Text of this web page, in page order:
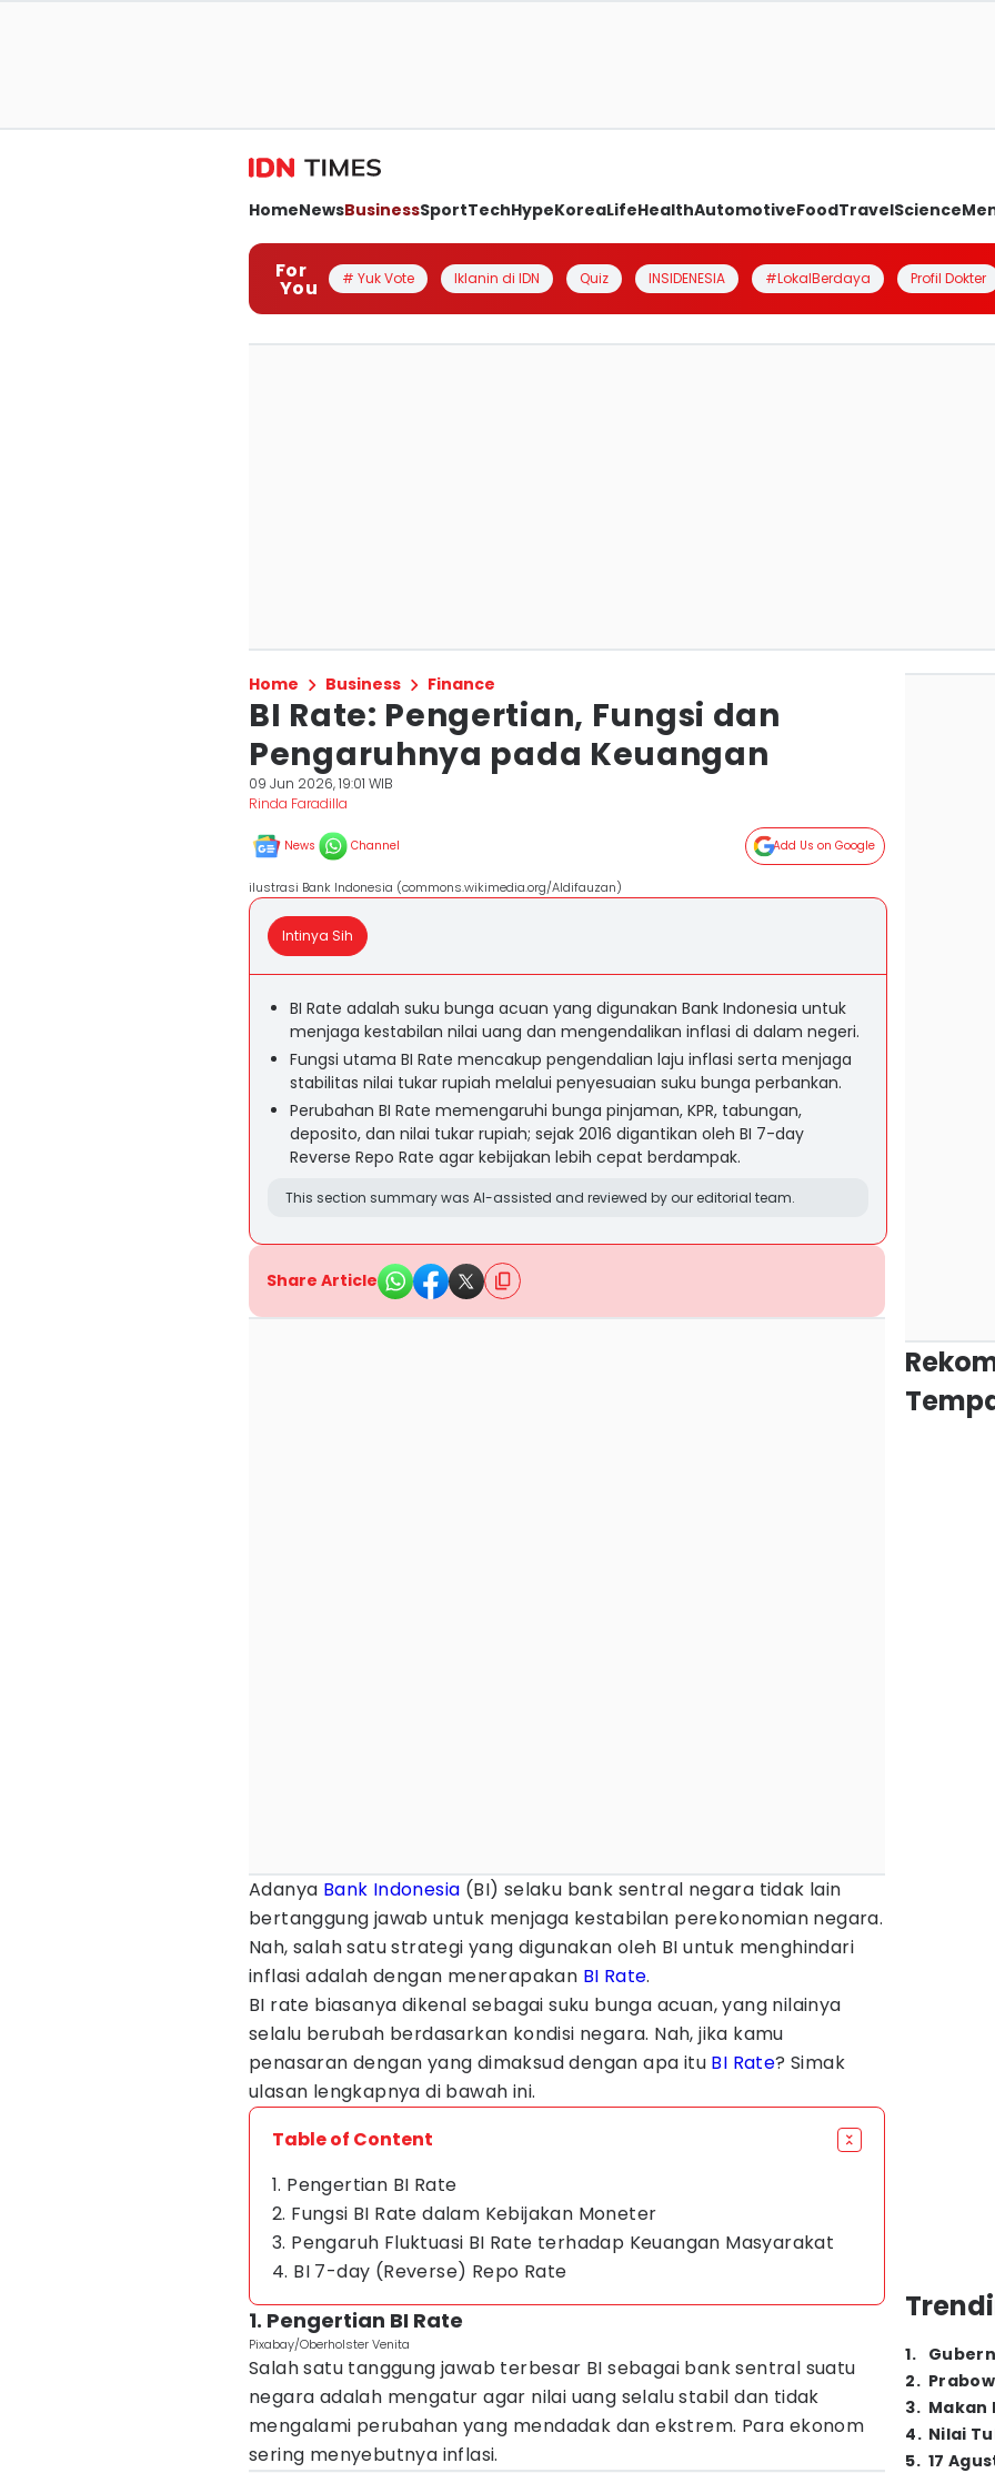
HomeNewsBusinessSportTechHypeKoreaLifeHealthAutomotiveFoodTravelScience
For
You # Yuk Vote Iklanin di IDN Quiz INSIDENESIA #LokalBerdaya Profil Dokter
Home Business Finance
BI Rate: Pengertian, Fungsi dan
Pengaruhnya pada Keuangan
09 Jun 2026, 19:01 WIB
Rinda Faradilla
News Channel Add Us on Google
ilustrasi Bank Indonesia (commons.wikimedia.org/Aldifauzan)
Intinya Sih
BI Rate adalah suku bunga acuan yang digunakan Bank Indonesia untuk
menjaga kestabilan nilai uang dan mengendalikan inflasi di dalam negeri.
Fungsi utama BI Rate mencakup pengendalian laju inflasi serta menjaga
stabilitas nilai tukar rupiah melalui penyesuaian suku bunga perbankan.
Perubahan BI Rate memengaruhi bunga pinjaman, KPR, tabungan,
deposito, dan nilai tukar rupiah; sejak 2016 digantikan oleh BI 7-day
Reverse Repo Rate agar kebijakan lebih cepat berdampak.
This section summary was AI-assisted and reviewed by our editorial team.
Share Article
Adanya Bank Indonesia (BI) selaku bank sentral negara tidak lain
bertanggung jawab untuk menjaga kestabilan perekonomian negara.
Nah, salah satu strategi yang digunakan oleh BI untuk menghindari
inflasi adalah dengan menerapakan BI Rate.
BI rate biasanya dikenal sebagai suku bunga acuan, yang nilainya
selalu berubah berdasarkan kondisi negara. Nah, jika kamu
penasaran dengan yang dimaksud dengan apa itu BI Rate? Simak
ulasan lengkapnya di bawah ini.
Table of Content
1. Pengertian BI Rate
2. Fungsi BI Rate dalam Kebijakan Moneter
3. Pengaruh Fluktuasi BI Rate terhadap Keuangan Masyarakat
4. BI 7-day (Reverse) Repo Rate
1. Pengertian BI Rate
Pixabay/Oberholster Venita
Salah satu tanggung jawab terbesar BI sebagai bank sentral suatu
negara adalah mengatur agar nilai uang selalu stabil dan tidak
mengalami perubahan yang mendadak dan ekstrem. Para ekonom
sering menyebutnya inflasi.
1.
2.
3. Makan
4. Nilai
5. 17